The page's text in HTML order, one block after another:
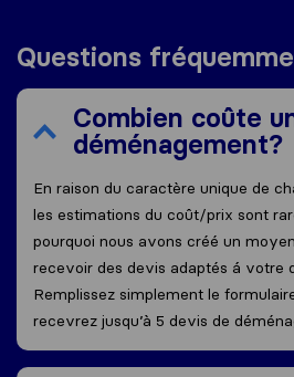
Questions
Combien coûte
déménagement?
En raison du caractère unique de
les estimations du coût/prix sont
pourquoi nous avons créé un
recevoir des devis adaptés á votre
Remplissez simplement le
recevrez jusqu’à 5 devis de